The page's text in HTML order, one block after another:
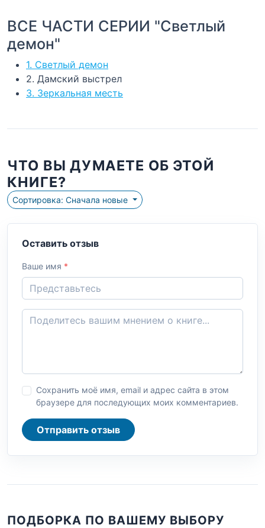
ВСЕ ЧАСТИ СЕРИИ "Светлый
демон"
1. Светлый демон
2. Дамский выстрел
3. Зеркальная месть
ЧТО ВЫ ДУМАЕТЕ ОБ ЭТОЙ
КНИГЕ?
Сортировка: Сначала новые
Оставить отзыв
Ваше имя *
Сохранить моё имя, email и адрес сайта в этом
браузере для последующих моих комментариев.
Отправить отзыв
ПОДБОРКА ПО ВАШЕМУ ВЫБОРУ